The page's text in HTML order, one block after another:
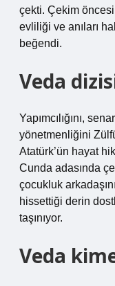
çekti. Çekim
evliliği ve anıları
beğendi.
Veda
Yapımcılığını,
yönetmenliğini
Atatürk’ün hayat
Cunda adasında
çocukluk
hissettiği derin
taşınıyor.
Veda